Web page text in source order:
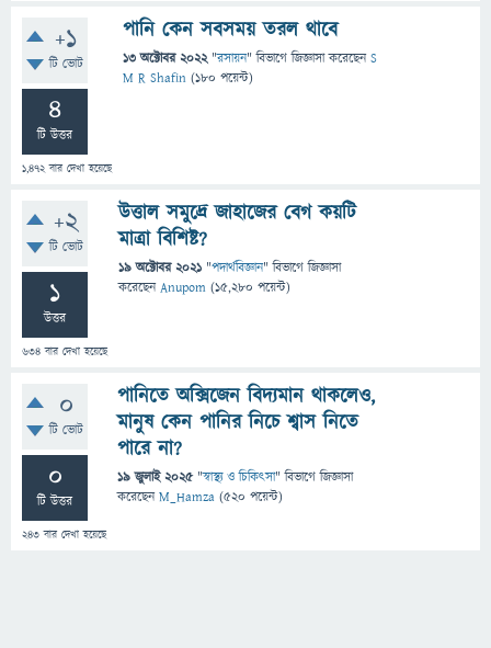
+1
টি ভোট
4
টি উত্তর
1,472বার দেখা হয়েছে
পানি কেন সবসময় তরল থাবে
13 অক্টোবর 2022 "রসায়ন" বিভাগে জিজ্ঞাসাকরেছেনS
M R Shafin (180 পয়েন্ট)
+2
টি ভোট
1
উত্তর
634 বার দেখা হয়েছে
উত্তাল সমুদ্রে জাহাজের বেগ কয়টি
মাত্রা বিশিষ্ট?
19 অক্টোবর 2021 "পদার্থবিজ্ঞান" বিভাগে জিজ্ঞাসা
করেছেনAnupom (15,280 পয়েন্ট)
0
টি ভোট
0
টি উত্তর
243 বার দেখা হয়েছে
পানিতে অক্সিজেন বিদ্যমান থাকলেও,
মানুষ কেন পানির নিচে শ্বাস নিতে
পারে না?
19 জুলাই 2025 "স্বাস্থ্য ও চিকিৎসা" বিভাগে জিজ্ঞাসা
করেছেনM_Hamza (520 পয়েন্ট)